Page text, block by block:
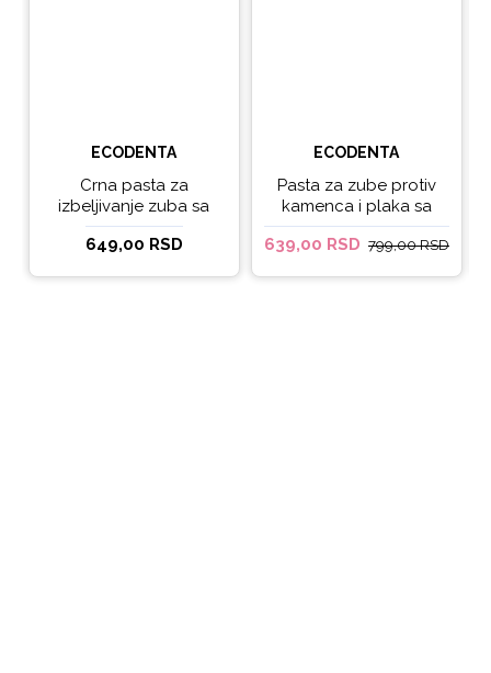
ECODENTA
Crna pasta za
izbeljivanje zuba sa
ukusom narandže
Ecodenta 100 ml
649,00 RSD
ECODENTA
Pasta za zube protiv
kamenca i plaka sa
kokosovim uljem
Ecodenta ORGANIC
639,00 RSD 799,00 RSD